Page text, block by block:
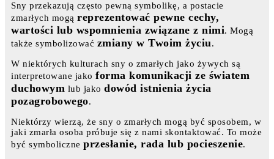
Sny przekazują często pewną symbolikę, a postacie
zmarłych mogą reprezentować pewne cechy,
wartości lub wspomnienia związane z nimi. Mogą
także symbolizować zmiany w Twoim życiu.
W niektórych kulturach sny o zmarłych jako żywych są
interpretowane jako forma komunikacji ze światem
duchowym lub jako dowód istnienia życia
pozagrobowego.
Niektórzy wierzą, że sny o zmarłych mogą być sposobem, w
jaki zmarła osoba próbuje się z nami skontaktować. To może
być symboliczne przesłanie, rada lub pocieszenie.